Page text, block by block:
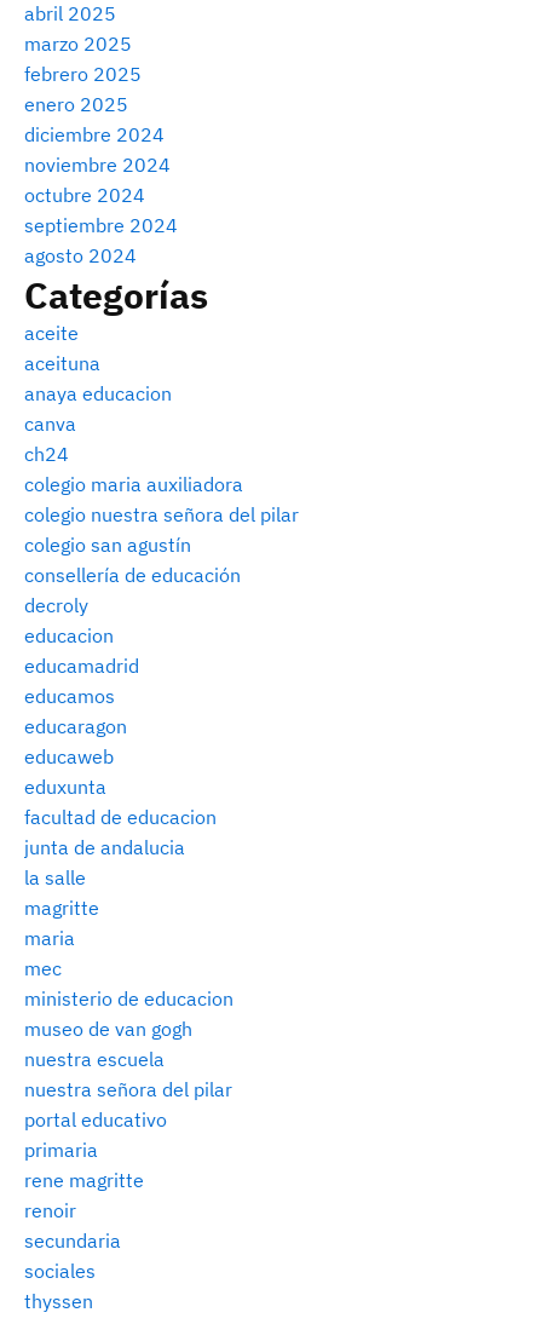
abril 2025
marzo 2025
febrero 2025
enero 2025
diciembre 2024
noviembre 2024
octubre 2024
septiembre 2024
agosto 2024
Categorías
aceite
aceituna
anaya educacion
canva
ch24
colegio maria auxiliadora
colegio nuestra señora del pilar
colegio san agustín
consellería de educación
decroly
educacion
educamadrid
educamos
educaragon
educaweb
eduxunta
facultad de educacion
junta de andalucia
la salle
magritte
maria
mec
ministerio de educacion
museo de van gogh
nuestra escuela
nuestra señora del pilar
portal educativo
primaria
rene magritte
renoir
secundaria
sociales
thyssen